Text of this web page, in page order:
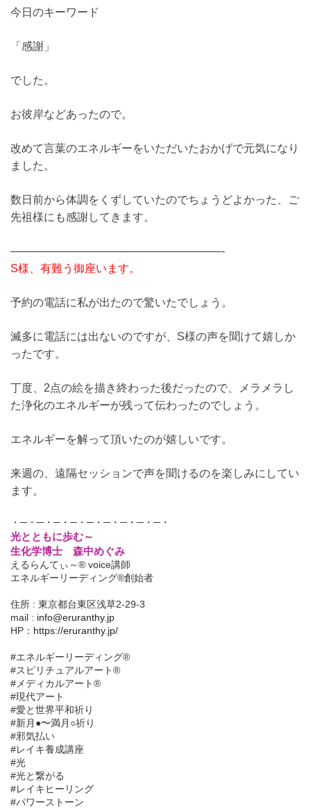
今日のキーワード
「感謝」
でした。
お彼岸などあったので。
改めて言葉のエネルギーをいただいたおかげで元気になり
ました。
数日前から体調をくずしていたのでちょうどよかった、ご
先祖様にも感謝してきます。
———————————————————-
S様、有難う御座います。
予約の電話に私が出たので驚いたでしょう。
滅多に電話には出ないのですが、S様の声を聞けて嬉しか
ったです。
丁度、2点の絵を描き終わった後だったので、メラメラし
た浄化のエネルギーが残って伝わったのでしょう。
エネルギーを解って頂いたのが嬉しいです。
来週の、遠隔セッションで声を聞けるのを楽しみにしてい
ます。
・─・─・─・─・─・─・─・─・─・
光とともに歩む～
生化学博士 森中めぐみ
えるらんてぃ～® voice講師
エネルギーリーディング®創始者
住所 : 東京都台東区浅草2-29-3
mail : info@eruranthy.jp
HP： https://eruranthy.jp/
#エネルギーリーディング®︎
#スピリチュアルアート®︎
#メディカルアート®︎
#現代アート
#愛と世界平和祈り
#新月●〜満月○祈り
#邪気払い
#レイキ養成講座
#光
#光と繋がる
#レイキヒーリング
#パワーストーン